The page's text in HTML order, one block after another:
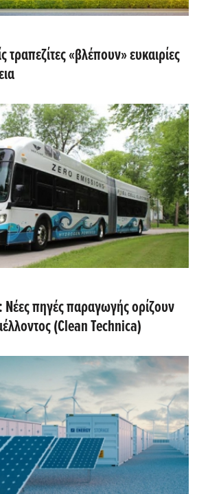
τραπεζίτες «βλέπουν» ευκαιρίες
πηγές παραγωγής ορίζουν
(Clean Technica)